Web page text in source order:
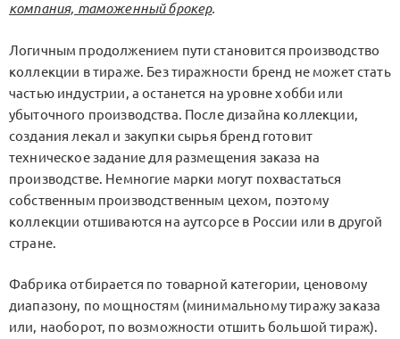
компания, таможенный брокер.
Логичным продолжением пути становится производство
коллекции в тираже. Без тиражности бренд не может стать
частью индустрии, а останется на уровне хобби или
убыточного производства. После дизайна коллекции,
создания лекал и закупки сырья бренд готовит
техническое задание для размещения заказа на
производстве. Немногие марки могут похвастаться
собственным производственным цехом, поэтому
коллекции отшиваются на аутсорсе в России или в другой
стране.
Фабрика отбирается по товарной категории, ценовому
диапазону, по мощностям (минимальному тиражу заказа
или, наоборот, по возможности отшить большой тираж).